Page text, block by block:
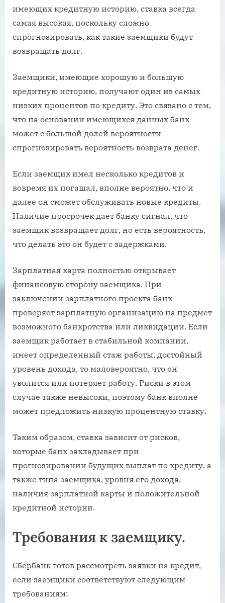
имеющих кредитную историю, ставка всегда
самая высокая, поскольку сложно
спрогнозировать, как такие заемщики будут
возвращать долг.
Заемщики, имеющие хорошую и большую
кредитную историю, получают один из самых
низких процентов по кредиту. Это связано с тем,
что на основании имеющихся данных банк
может с большой долей вероятности
спрогнозировать вероятность возврата денег.
Если заемщик имел несколько кредитов и
вовремя их погашал, вполне вероятно, что и
далее он сможет обслуживать новые кредиты.
Наличие просрочек дает банку сигнал, что
заемщик возвращает долг, но есть вероятность,
что делать это он будет с задержками.
Зарплатная карта полностью открывает
финансовую сторону заемщика. При
заключении зарплатного проекта банк
проверяет зарплатную организацию на предмет
возможного банкротства или ликвидации. Если
заемщик работает в стабильной компании,
имеет определенный стаж работы, достойный
уровень дохода, то маловероятно, что он
уволится или потеряет работу. Риски в этом
случае также невысоки, поэтому банк вполне
может предложить низкую процентную ставку.
Таким образом, ставка зависит от рисков,
которые банк закладывает при
прогнозировании будущих выплат по кредиту, а
также типа заемщика, уровня его дохода,
наличия зарплатной карты и положительной
кредитной истории.
Требования к заемщику.
Сбербанк готов рассмотреть заявки на кредит,
если заемщики соответствуют следующим
требованиям: